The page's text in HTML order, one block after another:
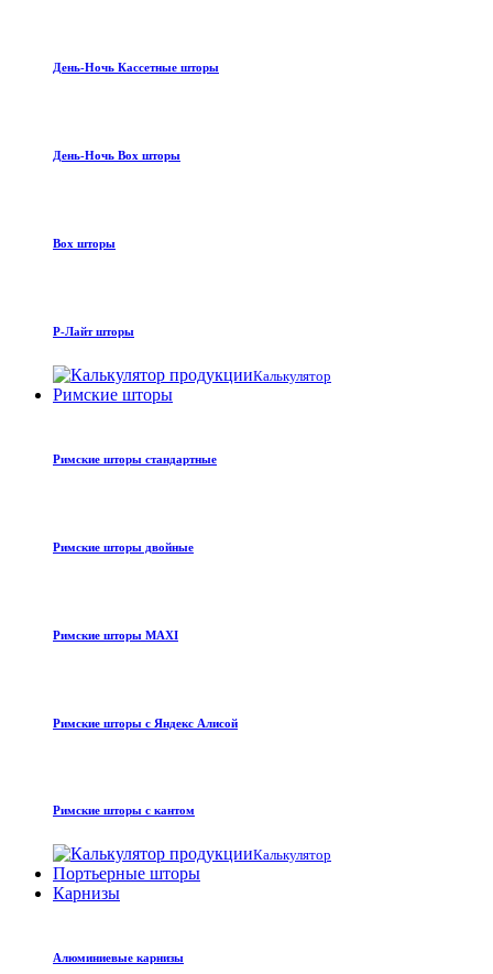
День-Ночь Кассетные шторы
День-Ночь Box шторы
Box шторы
Р-Лайт шторы
Калькулятор
Римские шторы
Римские шторы стандартные
Римские шторы двойные
Римские шторы MAXI
Римские шторы с Яндекс Алисой
Римские шторы с кантом
Калькулятор
Портьерные шторы
Карнизы
Алюминиевые карнизы